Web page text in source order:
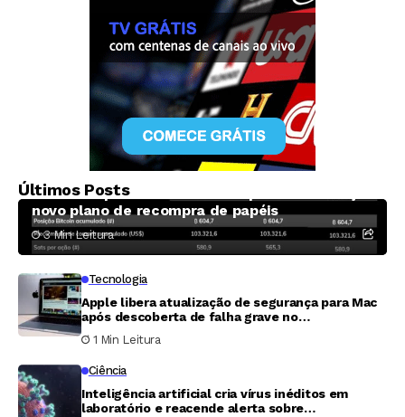
Últimos Posts
Criptomoedas
Méliuz amplia fatia de Bitcoin por cota e lança
novo plano de recompra de papéis
3 Min Leitura
Tecnologia
Apple libera atualização de segurança para Mac
após descoberta de falha grave no
1 Min Leitura
Ciência
Inteligência artificial cria vírus inéditos em
laboratório e reacende alerta sobre